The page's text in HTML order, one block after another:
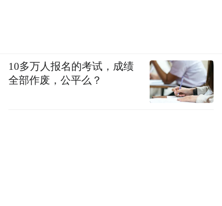
10多万人报名的考试，成绩
全部作废，公平么？